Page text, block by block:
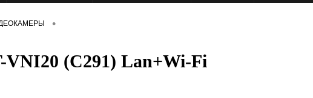
•
VNI20 (С291) Lan+Wi-Fi